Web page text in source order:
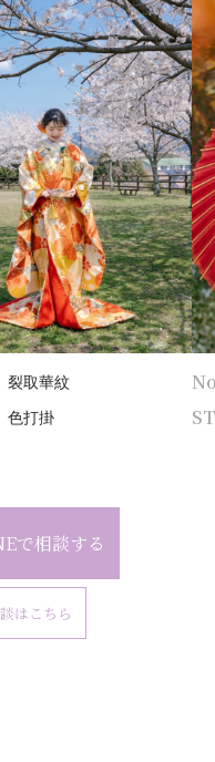
裂取華紋
色打掛
で相談する
はこちら